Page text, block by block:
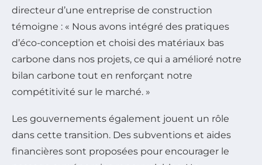
directeur d’une entreprise de construction
témoigne : « Nous avons intégré des pratiques
d’éco-conception et choisi des matériaux bas
carbone dans nos projets, ce qui a amélioré notre
bilan carbone tout en renforçant notre
compétitivité sur le marché. »
Les gouvernements également jouent un rôle
dans cette transition. Des subventions et aides
financières sont proposées pour encourager le